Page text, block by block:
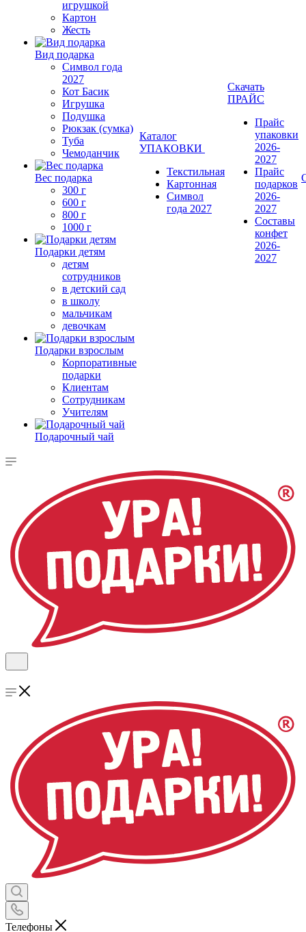
игрушкой
Картон
Жесть
Вид подарка
Символ года
2027
Кот Басик
Игрушка
Подушка
Рюкзак (сумка)
Туба
Чемоданчик
Вес подарка
300 г
600 г
800 г
1000 г
Подарки детям
детям
сотрудников
в детский сад
в школу
мальчикам
девочкам
Подарки взрослым
Корпоративные
подарки
Клиентам
Сотрудникам
Учителям
Подарочный чай
Каталог
УПАКОВКИ
Текстильная
Картонная
Символ
года 2027
Скачать
ПРАЙС
Прайс
упаковки
2026-
2027
Прайс
подарков
2026-
2027
Составы
конфет
2026-
2027
Телефоны